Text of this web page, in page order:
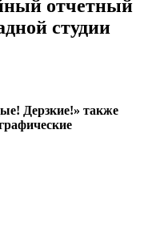
отчетный
студии
Дерзкие!» также